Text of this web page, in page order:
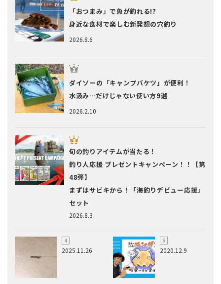
2026.8.6
「おつまみ」で魚が釣れる!?
身近な食材で楽しむ新発想の穴釣り
2026.2.10
ダイソーの「キャンプバケツ」が便利！
水汲み…だけじゃない使い方9選
2026.8.3
旬の釣りアイテムが当たる！
釣り人応援 プレゼントキャンペーン！！【第
48弾】
まずはサビキから！「海釣りデビュー応援」
セット
2025.11.26 2020.12.9